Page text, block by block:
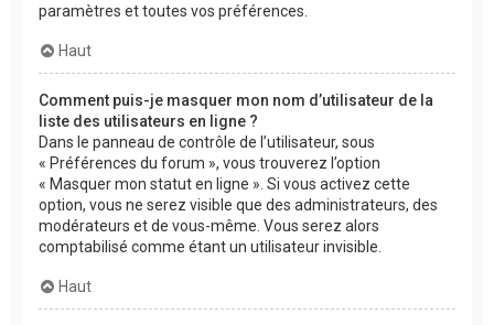
paramètres et toutes vos préférences.
Haut
Comment puis-je masquer mon nom d’utilisateur de la
liste des utilisateurs en ligne ?
Dans le panneau de contrôle de l’utilisateur, sous
« Préférences du forum », vous trouverez l’option
« Masquer mon statut en ligne ». Si vous activez cette
option, vous ne serez visible que des administrateurs, des
modérateurs et de vous-même. Vous serez alors
comptabilisé comme étant un utilisateur invisible.
Haut